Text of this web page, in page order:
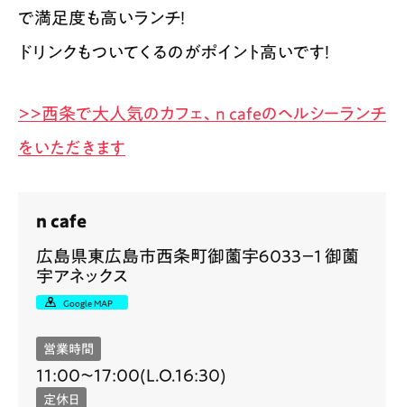
で満足度も高いランチ！
ドリンクもついてくるのがポイント高いです！
>>西条で大人気のカフェ、n cafeのヘルシーランチ
をいただきます
n cafe
広島県東広島市西条町御薗宇６０３３−１ 御薗
宇アネックス
Google MAP
営業時間
11:00〜17:00(L.O.16:30)
定休日